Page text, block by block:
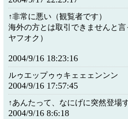
↑非常に悪い（観覧者です）
海外の方とは取引できませんと
ヤフオク）
2004/9/16 18:23:16
ルゥエップゥゥキェェェンンン
2004/9/16 17:57:45
↑あんたって、なにげに突然登場
2004/9/16 8:6:18